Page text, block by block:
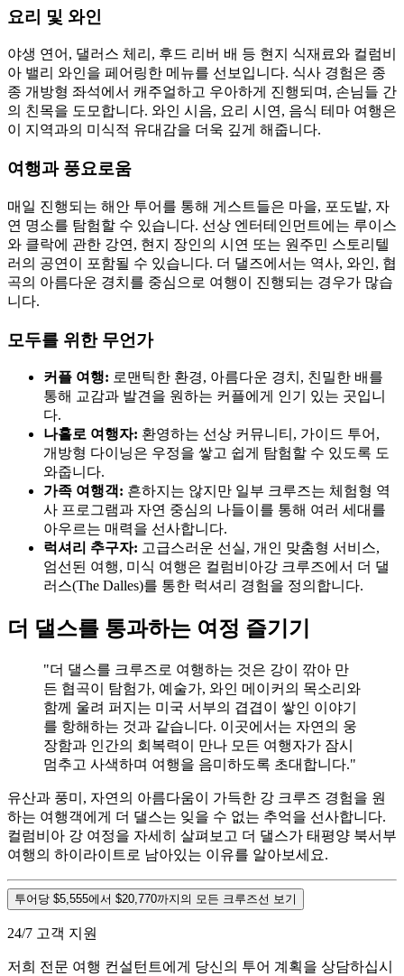
요리 및 와인
야생 연어, 댈러스 체리, 후드 리버 배 등 현지 식재료와 컬럼비
아 밸리 와인을 페어링한 메뉴를 선보입니다. 식사 경험은 종
종 개방형 좌석에서 캐주얼하고 우아하게 진행되며, 손님들 간
의 친목을 도모합니다. 와인 시음, 요리 시연, 음식 테마 여행은
이 지역과의 미식적 유대감을 더욱 깊게 해줍니다.
여행과 풍요로움
매일 진행되는 해안 투어를 통해 게스트들은 마을, 포도밭, 자
연 명소를 탐험할 수 있습니다. 선상 엔터테인먼트에는 루이스
와 클락에 관한 강연, 현지 장인의 시연 또는 원주민 스토리텔
러의 공연이 포함될 수 있습니다. 더 댈즈에서는 역사, 와인, 협
곡의 아름다운 경치를 중심으로 여행이 진행되는 경우가 많습
니다.
모두를 위한 무언가
커플 여행: 로맨틱한 환경, 아름다운 경치, 친밀한 배를
통해 교감과 발견을 원하는 커플에게 인기 있는 곳입니
다.
나홀로 여행자: 환영하는 선상 커뮤니티, 가이드 투어,
개방형 다이닝은 우정을 쌓고 쉽게 탐험할 수 있도록 도
와줍니다.
가족 여행객: 흔하지는 않지만 일부 크루즈는 체험형 역
사 프로그램과 자연 중심의 나들이를 통해 여러 세대를
아우르는 매력을 선사합니다.
럭셔리 추구자: 고급스러운 선실, 개인 맞춤형 서비스,
엄선된 여행, 미식 여행은 컬럼비아강 크루즈에서 더 댈
러스(The Dalles)를 통한 럭셔리 경험을 정의합니다.
더 댈스를 통과하는 여정 즐기기
"더 댈스를 크루즈로 여행하는 것은 강이 깎아 만
든 협곡이 탐험가, 예술가, 와인 메이커의 목소리와
함께 울려 퍼지는 미국 서부의 겹겹이 쌓인 이야기
를 항해하는 것과 같습니다. 이곳에서는 자연의 웅
장함과 인간의 회복력이 만나 모든 여행자가 잠시
멈추고 사색하며 여행을 음미하도록 초대합니다."
유산과 풍미, 자연의 아름다움이 가득한 강 크루즈 경험을 원
하는 여행객에게 더 댈스는 잊을 수 없는 추억을 선사합니다.
컬럼비아 강 여정을 자세히 살펴보고 더 댈스가 태평양 북서부
여행의 하이라이트로 남아있는 이유를 알아보세요.
투어당 $5,555에서 $20,770까지의 모든 크루즈선 보기
24/7 고객 지원
저희 전문 여행 컨설턴트에게 당신의 투어 계획을 상담하십시